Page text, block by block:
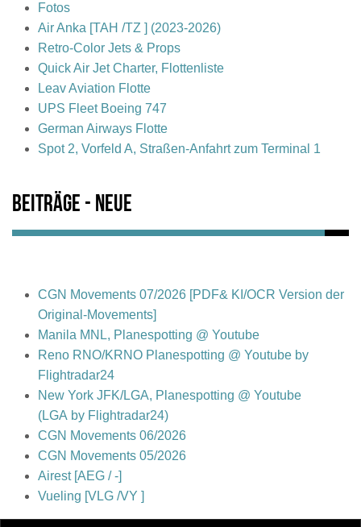
Fotos
Air Anka [TAH /TZ ] (2023-2026)
Retro-Color Jets & Props
Quick Air Jet Charter, Flottenliste
Leav Aviation Flotte
UPS Fleet Boeing 747
German Airways Flotte
Spot 2, Vorfeld A, Straßen-Anfahrt zum Terminal 1
Beiträge - Neue
CGN Movements 07/2026 [PDF& KI/OCR Version der
Original-Movements]
Manila MNL, Planespotting @ Youtube
Reno RNO/KRNO Planespotting @ Youtube by
Flightradar24
New York JFK/LGA, Planespotting @ Youtube
(LGA by Flightradar24)
CGN Movements 06/2026
CGN Movements 05/2026
Airest [AEG / -]
Vueling [VLG /VY ]